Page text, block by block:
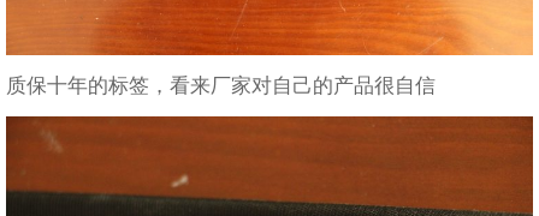
质保十年的标签，看来厂家对自己的产品很自信